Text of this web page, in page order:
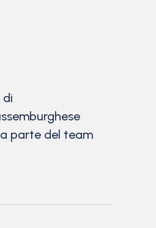
parte del team